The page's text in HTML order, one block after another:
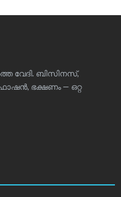
വേദി. ബിസിനസ്,
ഭക്ഷണം — ഒറ്റ